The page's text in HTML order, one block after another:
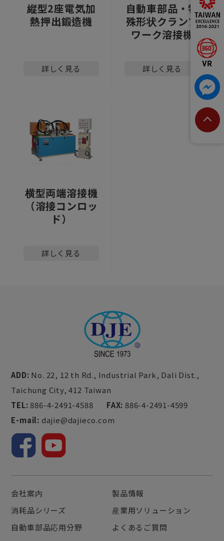
縦型2座電気加
熱押出鍛造機
詳しく見る
自動車部品・特
殊形状クランプ
ワーク溶接機
詳しく見る
横型両端溶接機
（溶接コンロッ
ド）
詳しく見る
ADD: No. 22, 12 th Rd., Industrial Park, Dali Dist.,
Taichung City, 412 Taiwan
TEL: 886-4-2491-4588 FAX: 886-4-2491-4599
E-mail: dajie@dajieco.com
会社案内
製品情報
消耗品シリーズ
産業用ソリューション
自動車部品応用分野
よくあるご質問